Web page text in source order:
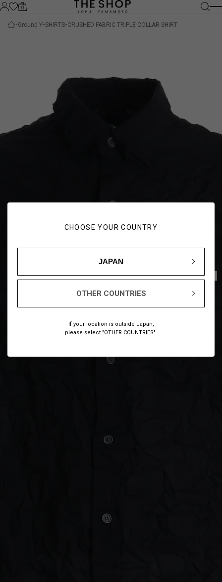
CHOOSE YOUR COUNTRY
JAPAN
OTHER COUNTRIES
If your location is outside Japan,
please select "OTHER COUNTRIES".
0
Ground Y SHIRTS CRUSHED FABRIC TRIPLE COLLAR SHIRT
1